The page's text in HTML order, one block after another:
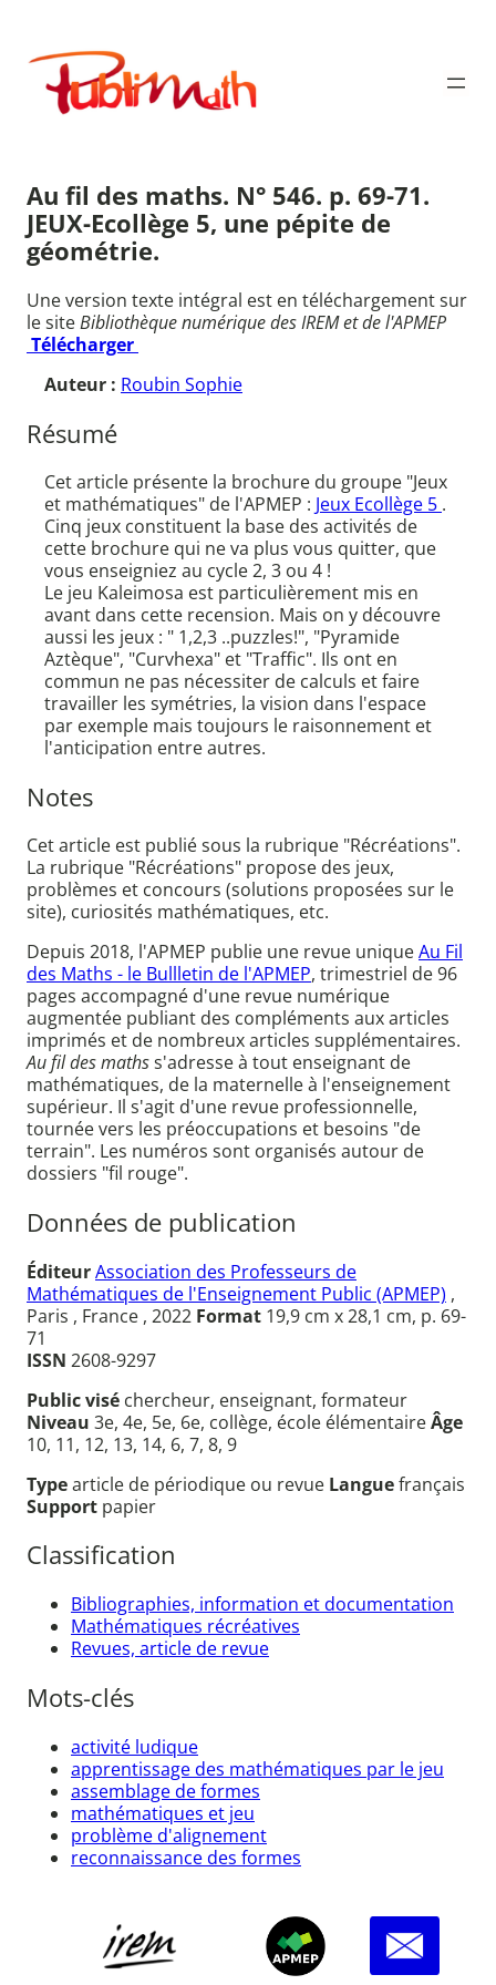
contenu
Publimath
Au fil des maths. N° 546. p. 69-71.
JEUX-Ecollège 5, une pépite de
géométrie.
Une version texte intégral est en téléchargement sur
le siteBibliothèque numérique des IREM et de l'APMEP
Télécharger
Auteur : Roubin Sophie
Résumé
Cet article présente la brochure du groupe "Jeux
et mathématiques" de l'APMEP : Jeux Ecollège 5 .
Cinq jeux constituent la base des activités de
cette brochure qui ne va plus vous quitter, que
vous enseigniez au cycle 2, 3 ou 4 !
Le jeu Kaleimosa est particulièrement mis en
avant dans cette recension. Mais on y découvre
aussi les jeux : " 1,2,3 ..puzzles!", "Pyramide
Aztèque", "Curvhexa" et "Traffic". Ils ont en
commun ne pas nécessiter de calculs et faire
travailler les symétries, la vision dans l'espace
par exemple mais toujours le raisonnement et
l'anticipation entre autres.
Notes
Cet article est publié sous la rubrique "Récréations".
La rubrique "Récréations" propose des jeux,
problèmes et concours (solutions proposées sur le
site), curiosités mathématiques, etc.
Depuis 2018, l'APMEP publie une revue uniqueAu Fil
des Maths - le Bullletin de l'APMEP, trimestriel de 96
pages accompagné d'une revue numérique
augmentée publiant des compléments aux articles
imprimés et de nombreux articles supplémentaires.
Au fil des mathss'adresse à tout enseignant de
mathématiques, de la maternelle à l'enseignement
supérieur. Il s'agit d'une revue professionnelle,
tournée vers les préoccupations et besoins "de
terrain". Les numéros sont organisés autour de
dossiers "fil rouge".
Données de publication
ÉditeurAssociation des Professeurs de
Mathématiques de l'Enseignement Public (APMEP) ,
Paris , France , 2022 Format 19,9 cm x 28,1 cm, p. 69-
71
ISSN 2608-9297
Public visé chercheur, enseignant, formateur
Niveau 3e, 4e, 5e, 6e, collège, école élémentaireÂge
10, 11, 12, 13, 14, 6, 7, 8, 9
Typearticle de périodique ou revue Languefrançais
Support papier
Classification
Bibliographies, information et documentation
Mathématiques récréatives
Revues, article de revue
Mots-clés
activité ludique
apprentissage des mathématiques par le jeu
assemblage de formes
mathématiques et jeu
problème d'alignement
reconnaissance des formes